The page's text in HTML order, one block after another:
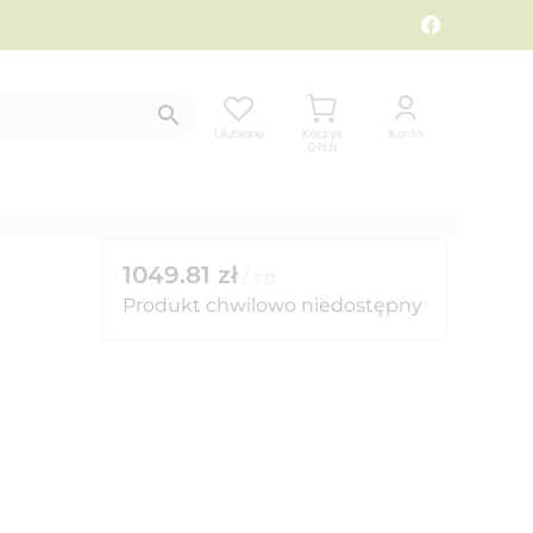
Ulubione
Koszyk
0 PLN
Konto
1049.81 zł
Produkt chwilowo niedostępny